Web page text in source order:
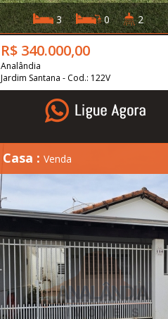
3 0 2
R$ 340.000,00
Analândia
Jardim Santana - Cod.: 122V
Casa : Venda